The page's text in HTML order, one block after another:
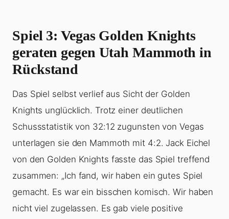
Spiel 3: Vegas Golden Knights
geraten gegen Utah Mammoth in
Rückstand
Das Spiel selbst verlief aus Sicht der Golden
Knights unglücklich. Trotz einer deutlichen
Schussstatistik von 32:12 zugunsten von Vegas
unterlagen sie den Mammoth mit 4:2. Jack Eichel
von den Golden Knights fasste das Spiel treffend
zusammen: „Ich fand, wir haben ein gutes Spiel
gemacht. Es war ein bisschen komisch. Wir haben
nicht viel zugelassen. Es gab viele positive